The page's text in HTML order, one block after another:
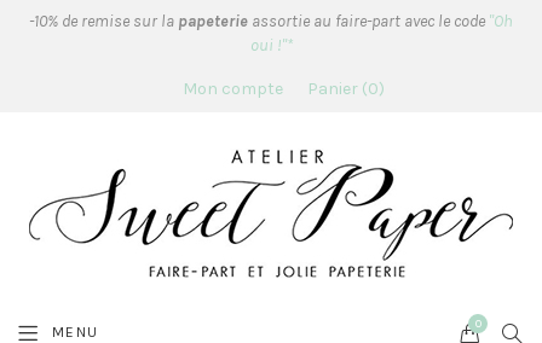
-10% de remise sur la papeterie assortie au faire-part avec le code "Oh
oui !"*
Mon compte Panier 0
MENU Cart
0